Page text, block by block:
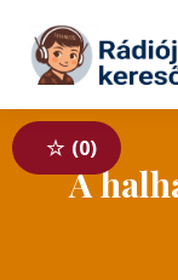
Tovább a
0
A